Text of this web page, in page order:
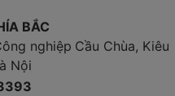
BẮC
nghiệp Cầu Chùa, Kiêu
Nội